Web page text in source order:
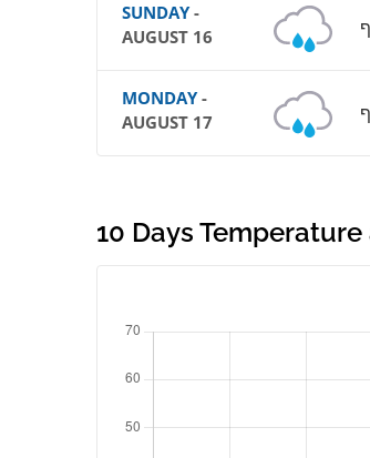
SUNDAY-
AUGUST 16
MONDAY-
AUGUST 17
10 Days